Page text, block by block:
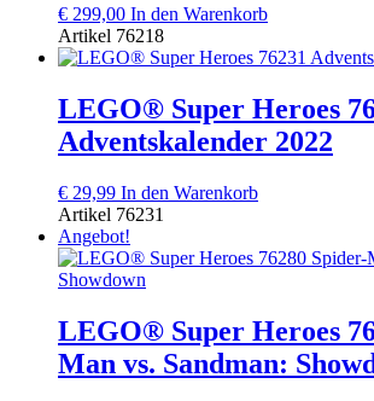
€ 299,00 In den Warenkorb
Artikel 76218
LEGO® Super Heroes
Adventskalender 2022
€ 29,99 In den Warenkorb
Artikel 76231
Angebot!
LEGO® Super Heroes
Man vs. Sandman: